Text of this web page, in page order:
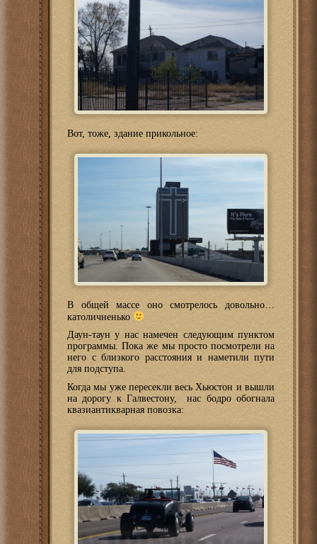
Вот, тоже, здание прикольное:
В общей массе оно смотрелось довольно…
католичненько
Даун-таун у нас намечен следующим пунктом
программы. Пока же мы просто посмотрели на
него с близкого расстояния и наметили пути
для подступа.
Когда мы уже пересекли весь Хьюстон и вышли
на дорогу к Галвестону, нас бодро обогнала
квазиантикварная повозка: